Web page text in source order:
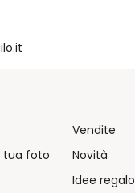
tua foto
Vendite
Novità
Idee regalo